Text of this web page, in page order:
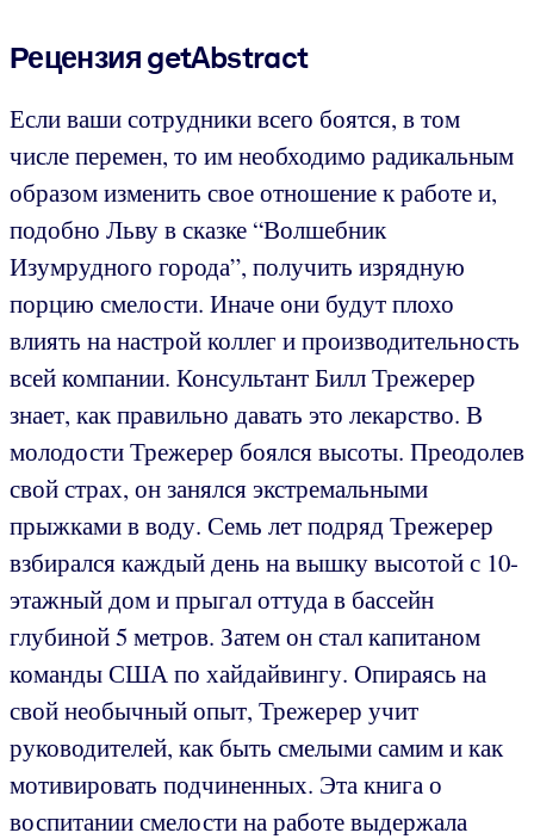
Рецензия getAbstract
Если ваши сотрудники всего боятся, в том
числе перемен, то им необходимо радикальным
образом изменить свое отношение к работе и,
подобно Льву в сказке “Волшебник
Изумрудного города”, получить изрядную
порцию смелости. Иначе они будут плохо
влиять на настрой коллег и производительность
всей компании. Консультант Билл Трежерер
знает, как правильно давать это лекарство. В
молодости Трежерер боялся высоты. Преодолев
свой страх, он занялся экстремальными
прыжками в воду. Семь лет подряд Трежерер
взбирался каждый день на вышку высотой с 10-
этажный дом и прыгал оттуда в бассейн
глубиной 5 метров. Затем он стал капитаном
команды США по хайдайвингу. Опираясь на
свой необычный опыт, Трежерер учит
руководителей, как быть смелыми самим и как
мотивировать подчиненных. Эта книга о
воспитании смелости на работе выдержала